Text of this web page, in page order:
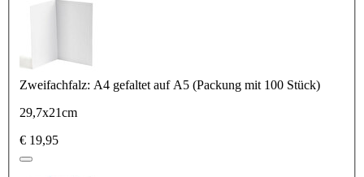
Zweifachfalz: A4 gefaltet auf A5 (Packung mit 100 Stück)
29,7x21cm
€ 19,95